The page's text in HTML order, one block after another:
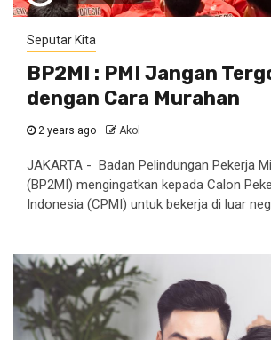
Seputar Kita
BP2MI : PMI Jangan
dengan Cara Murahan
2 years ago Akol
JAKARTA - Badan Pelindungan Pekerja
(BP2MI) mengingatkan kepada Calon
Indonesia (CPMI) untuk bekerja di luar